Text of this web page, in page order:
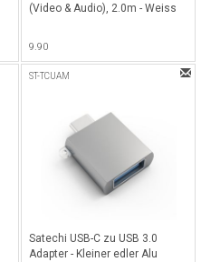
(Video & Audio), 2.0m - Weiss
9.90
ST-TCUAM
Satechi USB-C zu USB 3.0
Adapter - Kleiner edler Alu